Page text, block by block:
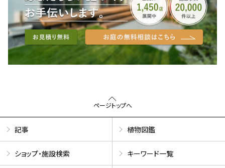
ページトップへ
記事 植物図鑑
ショップ・施設検索 キーワード一覧